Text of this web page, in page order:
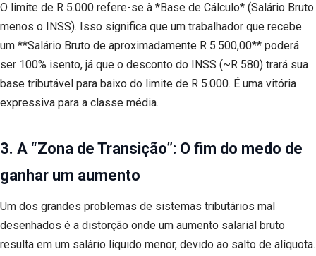
O limite de R 5.000 refere-se à *Base de Cálculo* (Salário Bruto
menos o INSS). Isso significa que um trabalhador que recebe
um **Salário Bruto de aproximadamente R 5.500,00** poderá
ser 100% isento, já que o desconto do INSS (~R 580) trará sua
base tributável para baixo do limite de R 5.000. É uma vitória
expressiva para a classe média.
3. A “Zona de Transição”: O fim do medo de
ganhar um aumento
Um dos grandes problemas de sistemas tributários mal
desenhados é a distorção onde um aumento salarial bruto
resulta em um salário líquido menor, devido ao salto de alíquota.